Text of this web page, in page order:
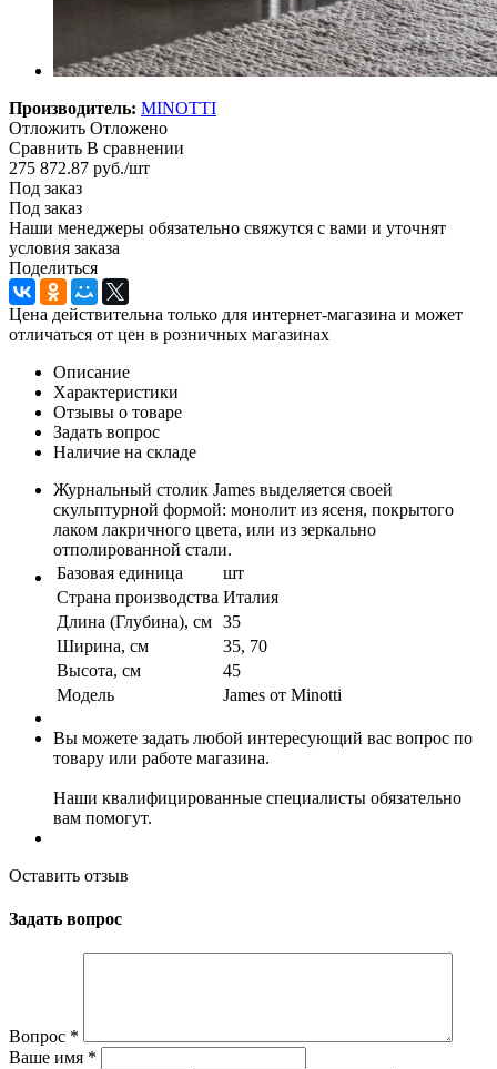
Производитель: MINOTTI
Отложить Отложено
Сравнить В сравнении
275 872.87 руб./шт
Под заказ
Под заказ
Наши менеджеры обязательно свяжутся с вами и уточнят
условия заказа
Поделиться
Цена действительна только для интернет-магазина и может
отличаться от цен в розничных магазинах
Описание
Характеристики
Отзывы о товаре
Задать вопрос
Наличие на складе
Журнальный столик James выделяется своей
скульптурной формой: монолит из ясеня, покрытого
лаком лакричного цвета, или из зеркально
отполированной стали.
Базовая единица
шт
Страна производства Италия
Длина (Глубина), см 35
Ширина, см
35, 70
Высота, см
45
Модель
James от Minotti
Вы можете задать любой интересующий вас вопрос по
товару или работе магазина.
Наши квалифицированные специалисты обязательно
вам помогут.
Оставить отзыв
Задать вопрос
Вопрос *
Ваше имя *